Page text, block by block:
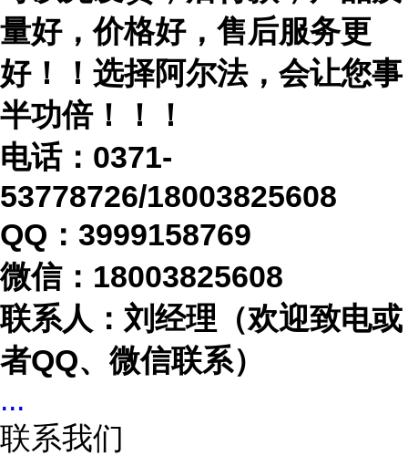
量好，价格好，售后服务更
好！！选择阿尔法，会让您事
半功倍！！！
电话： 0371-
53778726/18003825608
QQ：3999158769
微信： 18003825608
联系人：刘经理（欢迎致电或
者QQ、微信联系）
...
联系我们